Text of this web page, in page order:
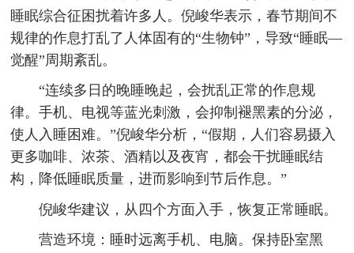
睡眠综合征困扰着许多人。倪峻华表示，春节期间不
规律的作息打乱了人体固有的“生物钟”，导致“睡眠—
觉醒”周期紊乱。
“连续多日的晚睡晚起，会扰乱正常的作息规
律。手机、电视等蓝光刺激，会抑制褪黑素的分泌，
使人入睡困难。”倪峻华分析，“假期，人们容易摄入
更多咖啡、浓茶、酒精以及夜宵，都会干扰睡眠结
构，降低睡眠质量，进而影响到节后作息。”
倪峻华建议，从四个方面入手，恢复正常睡眠。
营造环境：睡时远离手机、电脑。保持卧室黑